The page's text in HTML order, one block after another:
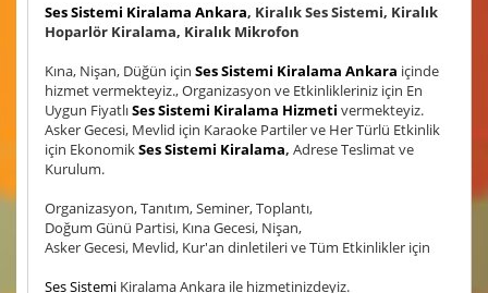
Ses Sistemi Kiralama Ankara, Kiralık Ses Sistemi, Kiralık
Hoparlör Kiralama, Kiralık Mikrofon
Kına, Nişan, Düğün için Ses Sistemi Kiralama Ankara içinde
hizmet vermekteyiz., Organizasyon ve Etkinlikleriniz için En
Uygun FiyatlıSes Sistemi Kiralama Hizmeti vermekteyiz.
Asker Gecesi, Mevlid için Karaoke Partiler ve Her Türlü Etkinlik
için EkonomikSes Sistemi Kiralama, Adrese Teslimat ve
Kurulum.
Organizasyon, Tanıtım, Seminer, Toplantı,
Doğum Günü Partisi, Kına Gecesi, Nişan,
Asker Gecesi, Mevlid, Kur'an dinletileri ve Tüm Etkinlikler için
Ses Sistemi Kiralama Ankara ile hizmetinizdeyiz.